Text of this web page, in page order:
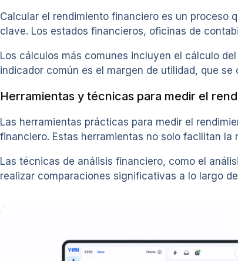
Calcular el rendimiento financiero es un proceso
clave. Los estados financieros, oficinas de
Los cálculos más comunes incluyen el cálculo
indicador común es el margen de utilidad, que
Herramientas y técnicas para medir el
Las herramientas prácticas para medir el
financiero. Estas herramientas no solo facilitan
Las técnicas de análisis financiero, como el
realizar comparaciones significativas a lo largo